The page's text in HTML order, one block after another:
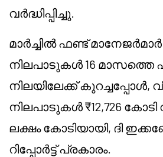
വർദ്ധിപ്പിച്ചു.
മാർച്ചിൽ ഫണ്ട്
നിലപാടുകൾ 16 മാസത്തെ
നിലയിലേക്ക്
നിലപാടുകൾ ₹12,726 കോടി
ലക്ഷം കോടിയായി, ദി
റിപ്പോർട്ട് പ്രകാരം.